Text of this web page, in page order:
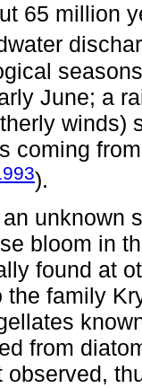
65 million
June; a
coming
).
unknown
bloom in
found at
the family
from
observed,